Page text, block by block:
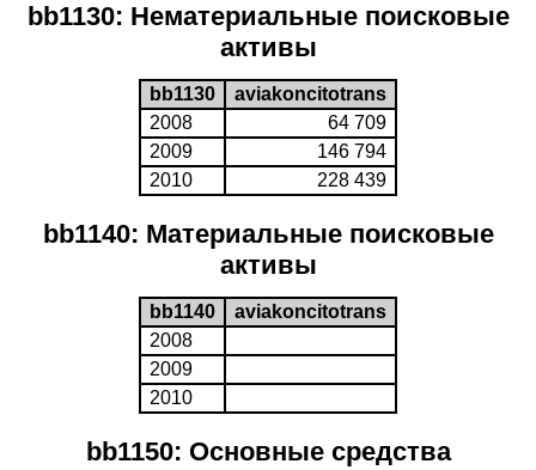
bb1130: Нематериальные поисковые
активы
bb1130
aviakoncitotrans
2008
64 709
2009
146 794
2010
228 439
bb1140: Материальные поисковые
активы
bb1140
aviakoncitotrans
2008
2009
2010
bb1150: Основные средства